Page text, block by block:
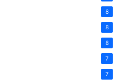
8
8
8
7
7